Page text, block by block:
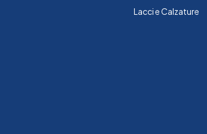
Lacci e Calzature